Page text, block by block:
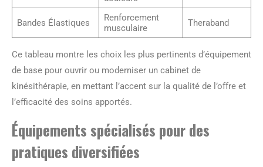
Bandes Élastiques
Renforcement
musculaire
Theraband
Ce tableau montre les choix les plus pertinents d’équipement
de base pour ouvrir ou moderniser un cabinet de
kinésithérapie, en mettant l’accent sur la qualité de l’offre et
l’efficacité des soins apportés.
Équipements spécialisés pour des
pratiques diversifiées